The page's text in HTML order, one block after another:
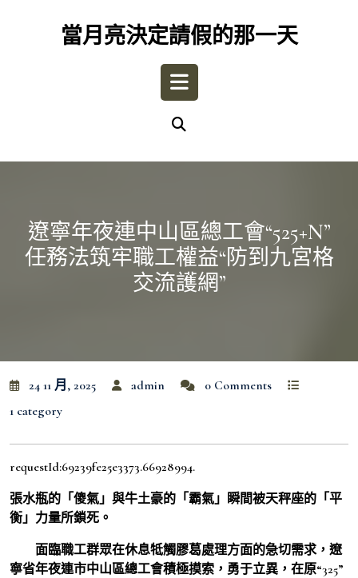
當月亮決定請假的那一天
Open
遼寧年夜連中山區總工會“525+N”
任務法筑牢職工權益“防到九宮格
交流護網”
24 11 月, 2025 admin
0 Comments
1 category
requestId:69239fe25e3373.66928994.
張水瓶的「傻氣」與牛土豪的「霸氣」瞬間被天秤座的「平
衡」力量所鎖死。
面臨職工群眾在休息牴觸膠葛處理方面的急切需求，遼
寧省年夜連市中山區總工會積極摸索，勇于立異，在原“325”